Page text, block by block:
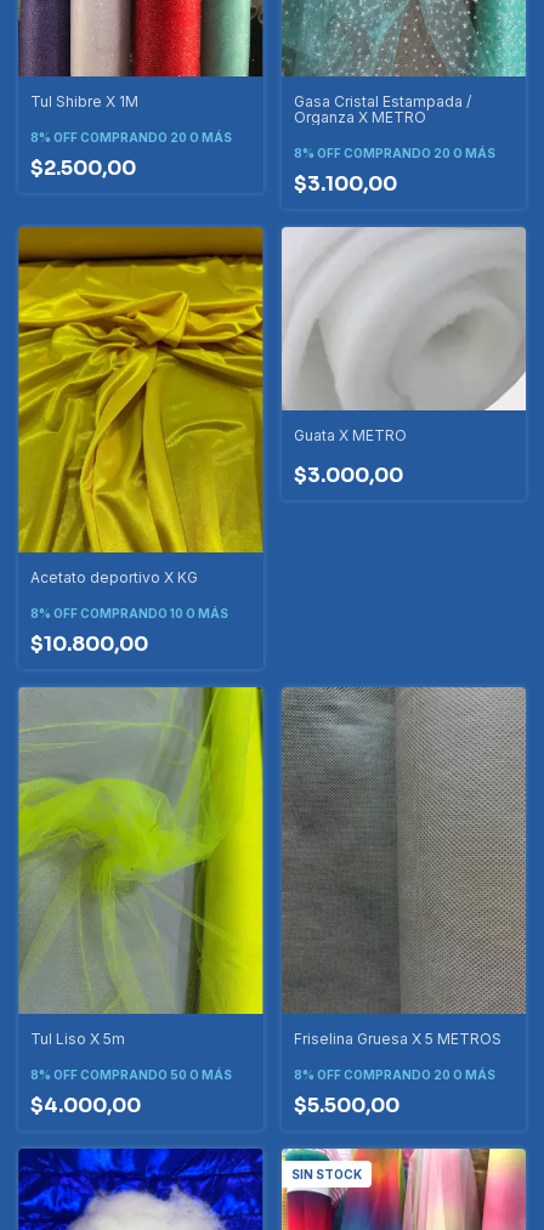
Tul Shibre X 1M
8% OFFCOMPRANDO 20 O MÁS
$2.500,00
Gasa Cristal Estampada /
Organza X METRO
8% OFF COMPRANDO 20 O MÁS
$3.100,00
Acetato deportivo X KG
8% OFFCOMPRANDO 10 O MÁS
$10.800,00
Guata X METRO
$3.000,00
Tul Liso X 5m
8% OFFCOMPRANDO 50 O MÁS
$4.000,00
Friselina Gruesa X 5 METROS
8% OFF COMPRANDO 20 O MÁS
$5.500,00
SIN STOCK